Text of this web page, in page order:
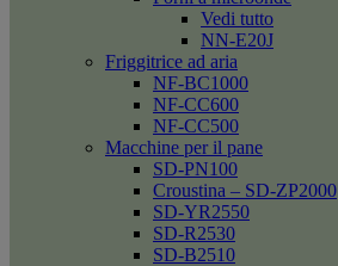
Vedi tutto
NN-E20J
Friggitrice ad aria
NF-BC1000
NF-CC600
NF-CC500
Macchine per il pane
SD-PN100
Croustina – SD-ZP2000
SD-YR2550
SD-R2530
SD-B2510